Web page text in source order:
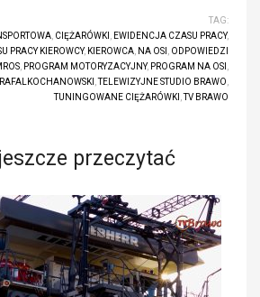
TAG:
, CIĘŻARÓWKI , EWIDENCJA CZASU PRACY,
PRACY KIEROWCY, KIEROWCA, NA OSI , ODPOWIEDZI
, PROGRAM MOTORYZACYJNY, PROGRAM NA OSI ,
RAFALKOCHANOWSKI , TELEWIZYJNE STUDIO BRAWO,
TUNINGOWANE CIĘŻARÓWKI , TV BRAWO
przeczytać